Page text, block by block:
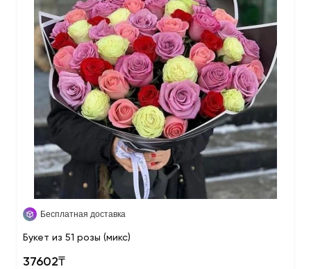
Бесплатная доставка
Букет из 51 розы (микс)
37602₸